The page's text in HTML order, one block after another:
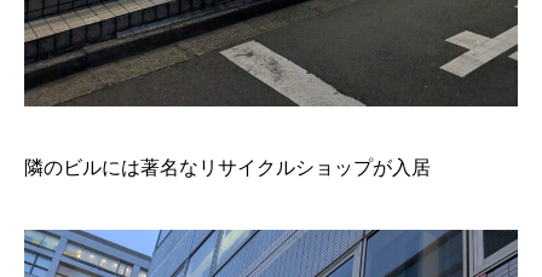
隣のビルには著名なリサイクルショップが入居